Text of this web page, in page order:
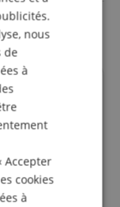
nous
de
à
Accepter
cookies
à